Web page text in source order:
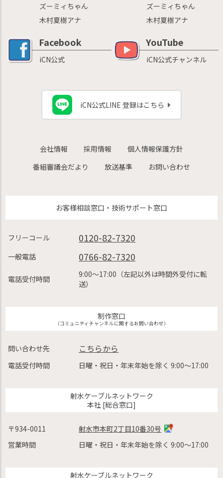
ズーミィちゃん
木村夏樹アナ
ズーミィちゃん
木村夏樹アナ
Facebook
iCN公式
YouTube
iCN公式チャンネル
iCN公式LINE 登録はこちら
会社情報 採用情報
個人情報保護方針
番組審議会だより
放送基準 お問い合わせ
お客様相談窓口・技術サポート窓口
フリーコール 0120-82-7320
一般電話 0766-82-7320
電話受付時間
9:00〜17:00（左記以外は時間外受付に転
送）
制作窓口
（コミュニティチャンネルに関するお問い合わせ）
問い合わせ先 こちらから
電話受付時間 日曜・祝日・年末年始を除く 9:00〜17:00
射水ケーブルネットワーク
本社 [総合窓口]
〒934-0011
射水市本町2丁目10番30号
営業時間
日曜・祝日・年末年始を除く 9:00〜17:00
射水ケーブルネットワーク